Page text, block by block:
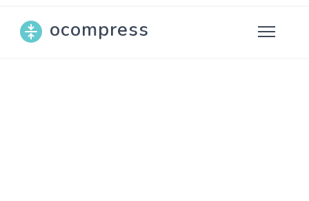
ocompress